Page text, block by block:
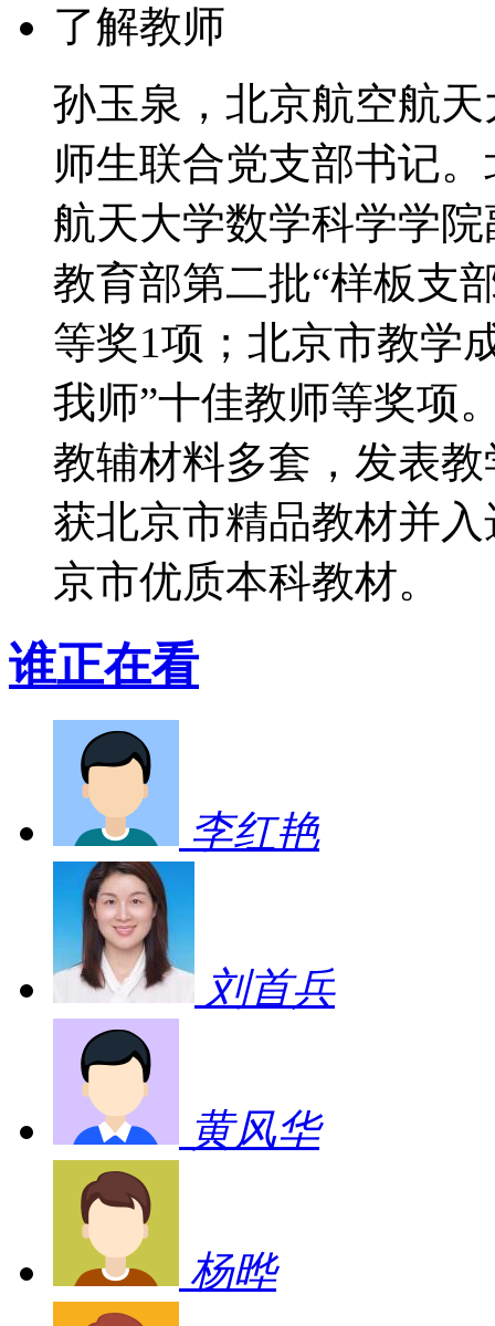
了解教师
孙玉泉，北京航空航
师生联合党支部书记
航天大学数学科学学
教育部第二批“样板支
等奖1项；北京市教学
我师”十佳教师等奖项
教辅材料多套，发表
获北京市精品教材并
京市优质本科教材。
谁正在看
李红艳
刘首兵
黄风华
杨晔